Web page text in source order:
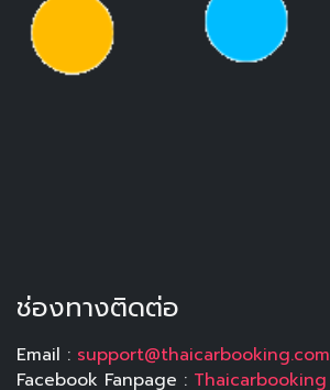
ช่องทางติดต่อ
Email : support@thaicarbooking.com
Facebook Fanpage : Thaicarbooking